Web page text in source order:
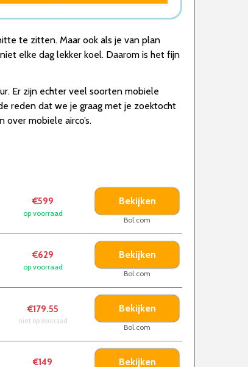
te zitten. Maar ook als je van plan
elke dag lekker koel. Daarom is het fijn
Er zijn echter veel soorten mobiele
reden dat we je graag met je zoektocht
mobiele airco’s.
€599
op voorraad
Bekijken
Bol.com
€629
op voorraad
Bekijken
Bol.com
€179.55
niet op voorraad
Bekijken
Bol.com
€149 Bekijken